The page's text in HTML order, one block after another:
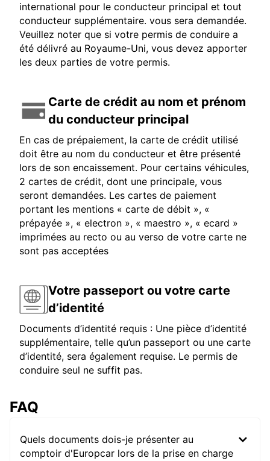
international pour le conducteur principal et tout
conducteur supplémentaire. vous sera demandée.
Veuillez noter que si votre permis de conduire a
été délivré au Royaume-Uni, vous devez apporter
les deux parties de votre permis.
Carte de crédit au nom et prénom
du conducteur principal
En cas de prépaiement, la carte de crédit utilisé
doit être au nom du conducteur et être présenté
lors de son encaissement. Pour certains véhicules,
2 cartes de crédit, dont une principale, vous
seront demandées. Les cartes de paiement
portant les mentions « carte de débit », «
prépayée », « electron », « maestro », « ecard »
imprimées au recto ou au verso de votre carte ne
sont pas acceptées
Votre passeport ou votre carte
d’identité
Documents d’identité requis : Une pièce d’identité
supplémentaire, telle qu’un passeport ou une carte
d’identité, sera également requise. Le permis de
conduire seul ne suffit pas.
FAQ
Quels documents dois-je présenter au
comptoir d'Europcar lors de la prise en charge